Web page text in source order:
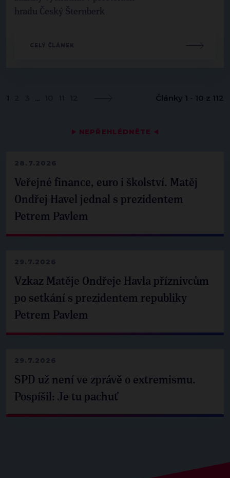
▶ NEPŘEHLÉDNĚTE ◀
28.7.2026
Veřejné finance, euro i školství. Matěj
Ondřej Havel jednal s prezidentem
Petrem Pavlem
29.7.2026
Vzkaz Matěje Ondřeje Havla příznivcům
po setkání s prezidentem republiky
Petrem Pavlem
29.7.2026
SPD už není ve zprávě o extremismu.
Pospíšil: Je tu pachuť
hradu Český Šternberk
CELÝ ČLÁNEK
1 ... Články 1 - 10 z 112